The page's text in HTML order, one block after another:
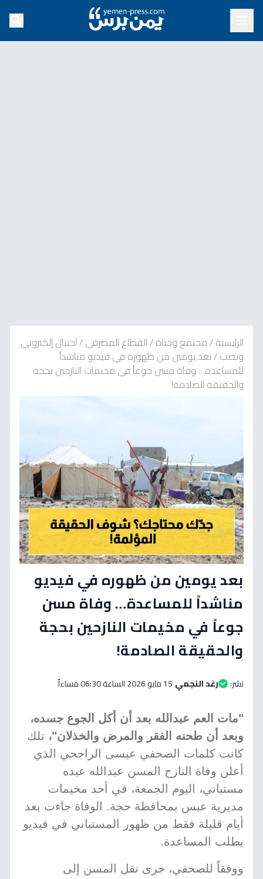
الرئيسية/مجتمع وحياة/القطاع المصرفي/احتيال إلكتروني
ونصب/بعد يومين من ظهوره في فيديو مناشداً
للمساعدة… وفاة مسن جوعاً في مخيمات النازحين بحجة
والحقيقة الصادمة!
بعد يومين من ظهوره في فيديو
مناشداً للمساعدة… وفاة مسن
جوعاً في مخيمات النازحين بحجة
والحقيقة الصادمة!
نشر: رغد النجمي 15 مايو 2026 الساعة 06:30 مساءاً
"مات العم عبدالله بعد أن أكل الجوع جسده،
وبعد أن طحنه الفقر والمرض والخذلان"، تلك
كانت كلمات الصحفي عيسى الراجحي الذي
أعلن وفاة النازح المسن عبدالله عبده
مستباني، اليوم الجمعة، في أحد مخيمات
مديرية عبس بمحافظة حجة. الوفاة جاءت بعد
أيام قليلة فقط من ظهور المستباني في فيديو
يطلب المساعدة.
ووفقاً للصحفي، جرى نقل المسن إلى